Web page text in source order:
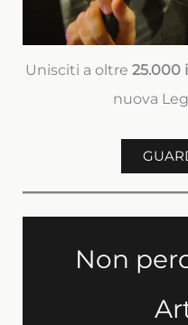
Unisciti a oltre 25.000
nuova
Non